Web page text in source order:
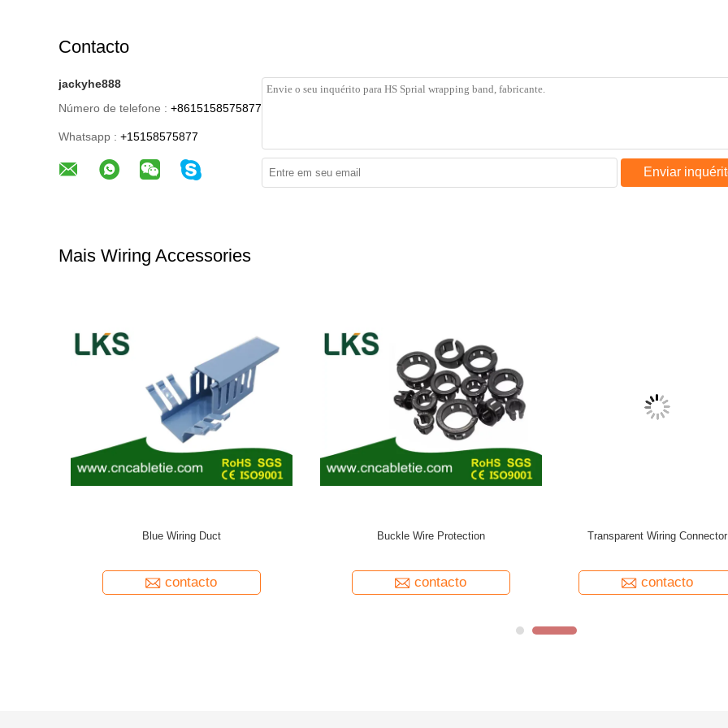
Contacto
jackyhe888
Número de telefone : +8615158575877
Whatsapp : +15158575877
Enviar
Mais Wiring Accessories
Transparent Wiring Connector
contacto
Custom Cable Tie Mount
contacto
White wiring duct
contacto